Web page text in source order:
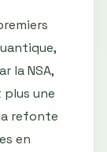
la NSA,
plus une
refonte
en